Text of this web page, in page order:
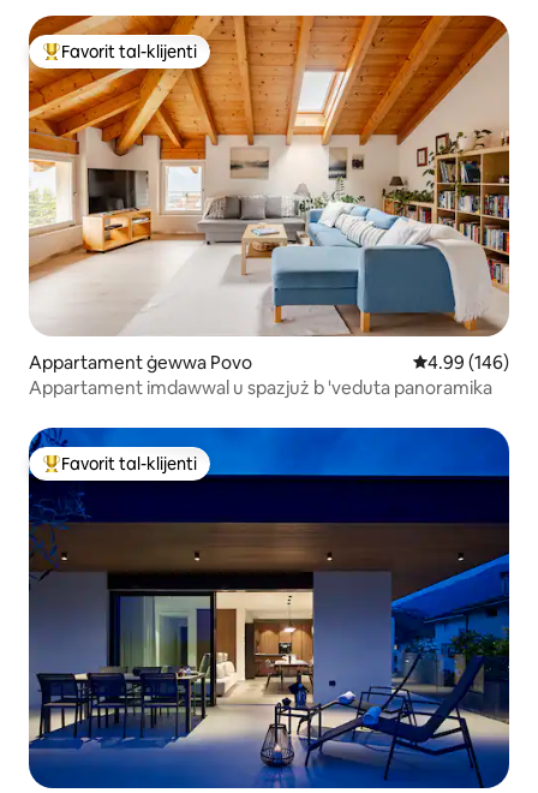
Wieħed mill-aqwa favoriti tal-klijenti
Favorit tal-klijenti
Appartament ġewwa Povo Rating medju
4.99 (146)
Appartament imdawwal u spazjuż b 'veduta panoramika
Wieħed mill-aqwa favoriti tal-klijenti
Favorit tal-klijenti